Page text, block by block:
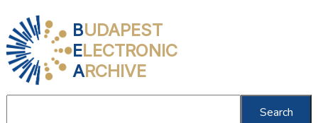
BUDAPEST
ELECTRONIC
ARCHIVE
Search